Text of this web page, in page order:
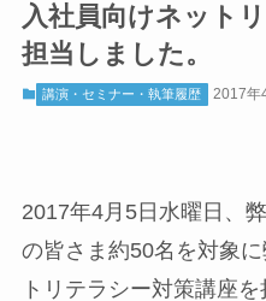
入社員向けネット
担当しました。
講演・セミナー・執筆履歴 2017年
2017年4月5日水曜日、
の皆さま約50名を対象
トリテラシー対策講座を